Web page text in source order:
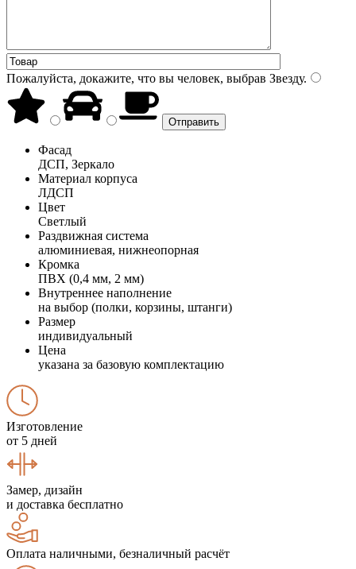
Пожалуйста, докажите, что вы человек, выбрав Звезду.
Фасад
ДСП, Зеркало
Материал корпуса
ЛДСП
Цвет
Светлый
Раздвижная система
алюминиевая, нижнеопорная
Кромка
ПВХ (0,4 мм, 2 мм)
Внутреннее наполнение
на выбор (полки, корзины, штанги)
Размер
индивидуальный
Цена
указана за базовую комплектацию
Изготовление
от 5 дней
Замер, дизайн
и доставка бесплатно
Оплата наличными, безналичный расчёт